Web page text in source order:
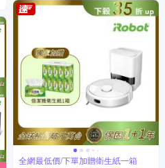
全網最低價/下單加贈衛生紙一箱